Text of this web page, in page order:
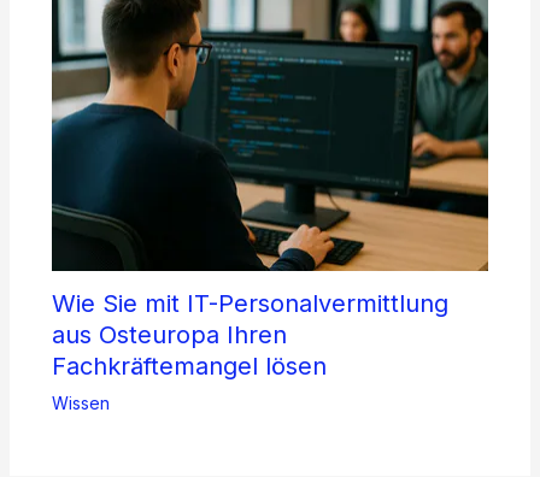
Wie Sie mit IT-Personalvermittlung
aus Osteuropa Ihren
Fachkräftemangel lösen
Wissen